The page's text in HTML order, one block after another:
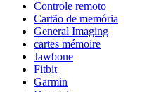
Controle remoto
Cartão de memória
General Imaging
cartes mémoire
Jawbone
Fitbit
Garmin